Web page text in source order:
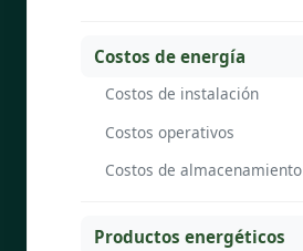
Costos de energía
Costos de instalación
Costos operativos
Costos de almacenamiento
Productos energéticos